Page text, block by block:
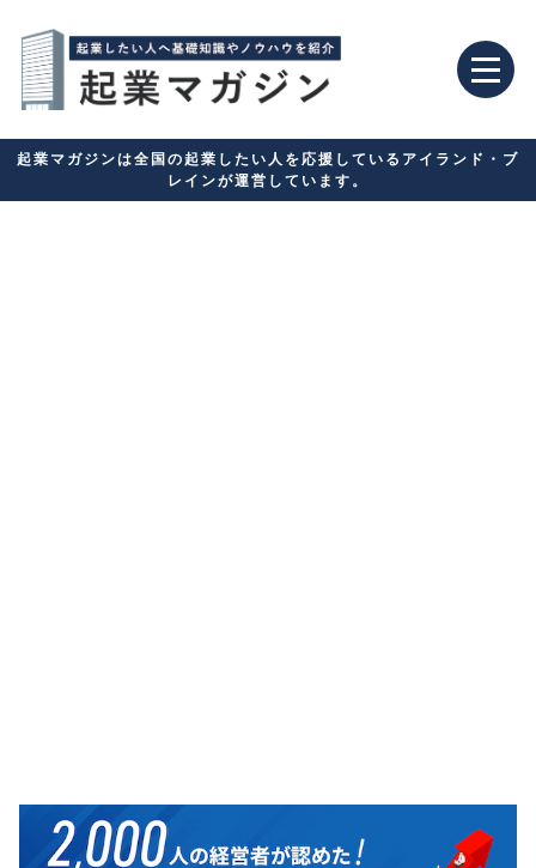
起業マガジンは全国の起業したい人を応援しているアイランド・ブ
レインが運営しています。